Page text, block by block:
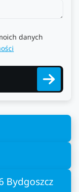
danych
Bydgoszcz